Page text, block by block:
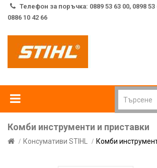
Телефон за поръчка: 0889 53 63 00, 0898 53
0886 10 42 66
Комби инструменти и приставки
Консумативи STIHL Комби